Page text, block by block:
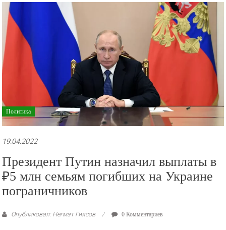
рекламные
ролики
и
презентации.
Политика
19.04.2022
Президент Путин назначил выплаты в
₽5 млн семьям погибших на Украине
пограничников
Опубликовал: Негмат Гиясов 0 Комментариев